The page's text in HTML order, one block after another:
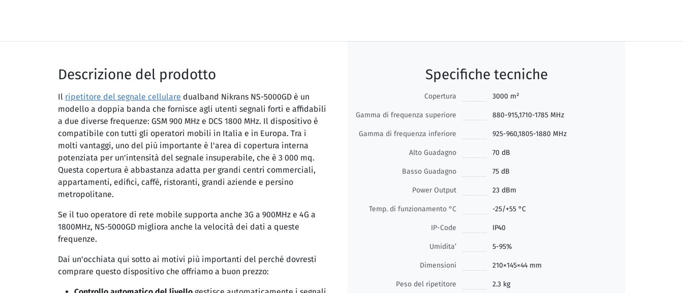
Descrizione del prodotto
Il ripetitore del segnale cellulare dualband Nikrans NS-5000GD è un
modello a doppia banda che fornisce agli utenti segnali forti e affidabili
a due diverse frequenze: GSM 900 MHz e DCS 1800 MHz. Il dispositivo è
compatibile con tutti gli operatori mobili in Italia e in Europa. Tra i
molti vantaggi, uno del più importante è l'area di copertura interna
potenziata per un'intensità del segnale insuperabile, che è 3 000 mq.
Questa copertura è abbastanza adatta per grandi centri commerciali,
appartamenti, edifici, caffè, ristoranti, grandi aziende e persino
metropolitane.
Se il tuo operatore di rete mobile supporta anche 3G a 900MHz e 4G a
1800MHz, NS-5000GD migliora anche la velocità dei dati a queste
frequenze.
Dai un'occhiata qui sotto ai motivi più importanti del perché dovresti
comprare questo dispositivo che offriamo a buon prezzo:
Specifiche tecniche
Copertura 3000 m²
Gamma di frequenza superiore 880-915,1710-1785 MHz
Gamma di frequenza inferiore 925-960,1805-1880 MHz
Alto Guadagno 70 dB
Basso Guadagno 75 dB
Power Output 23 dBm
Temp. di funzionamento °C -25/+55 °C
IP-Code IP40
Umidita’ 5-95%
Dimensioni 210×145×44 mm
Peso del ripetitore 2.3 kg